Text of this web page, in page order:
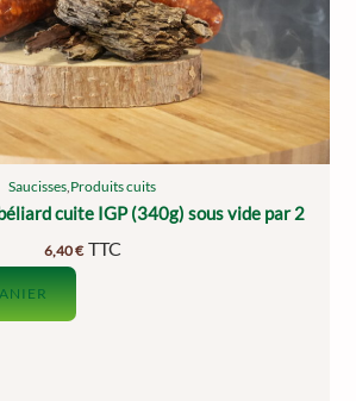
Saucisses Produits cuits
cuite IGP (340g) sous vide par 2
6,40€ TTC